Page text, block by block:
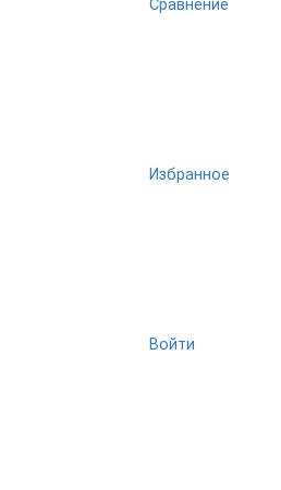
Сравнение
Избранное
Войти